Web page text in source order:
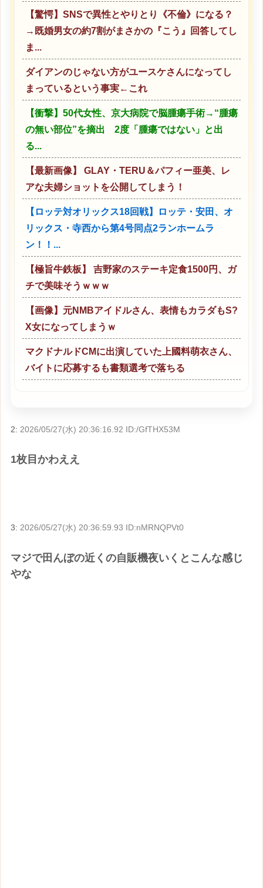
【驚愕】SNSで異性とやりとり《不倫》になる？
→既婚男女の約7割がまさかの『こう』回答してし
ま...
ダイアンのじゃない方がユースケさんになってし
まっているという事実←これ
【衝撃】50代女性、京大病院で脳腫瘍手術→“腫瘍
の無い部位”を摘出 2度「腫瘍ではない」と出
る...
【最新画像】 GLAY・TERU＆パフィー亜美、レ
アな夫婦ショットを公開してしまう！
【ロッテ対オリックス18回戦】ロッテ・安田、オ
リックス・寺西から第4号同点2ランホームラ
ン！！...
【極旨牛鉄板】 吉野家のステーキ定食1500円、ガ
チで美味そうｗｗｗ
【画像】元NMBアイドルさん、表情もカラダもS?
X女になってしまうｗ
マクドナルドCMに出演していた上國料萌衣さん、
バイトに応募するも書類選考で落ちる
2: 2026/05/27(水) 20:36:16.92 ID:/GfTHX53M
1枚目かわええ
3:2026/05/27(水) 20:36:59.93 ID:nMRNQPVt0
マジで田んぼの近くの自販機夜いくとこんな感じ
やな